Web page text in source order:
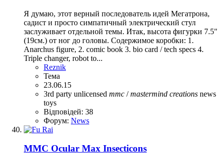
Я думаю, этот верный последователь идей Мегатрона,
садист и просто симпатичный электрический стул
заслуживает отдельной темы. Итак, высота фигурки 7.5"
(19см.) от ног до головы. Содержимое коробки: 1.
Anarchus figure, 2. comic book 3. bio card / tech specs 4.
Triple changer, robot to...
Reznik
Тема
23.06.15
3rd party unlicensed mmc /mastermind creations news
toys
Відповідей: 38
Форум: News
MMC Ocular Max Insecticons